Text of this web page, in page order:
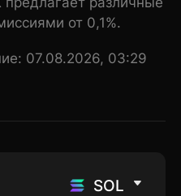
от 0,1%.
07.08.2026, 03:29
SOL